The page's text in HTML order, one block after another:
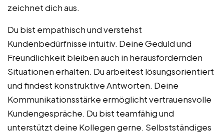
zeichnet dich aus.
Du bist empathisch und verstehst
Kundenbedürfnisse intuitiv. Deine Geduld und
Freundlichkeit bleiben auch in herausfordernden
Situationen erhalten. Du arbeitest lösungsorientiert
und findest konstruktive Antworten. Deine
Kommunikationsstärke ermöglicht vertrauensvolle
Kundengespräche. Du bist teamfähig und
unterstützt deine Kollegen gerne. Selbstständiges